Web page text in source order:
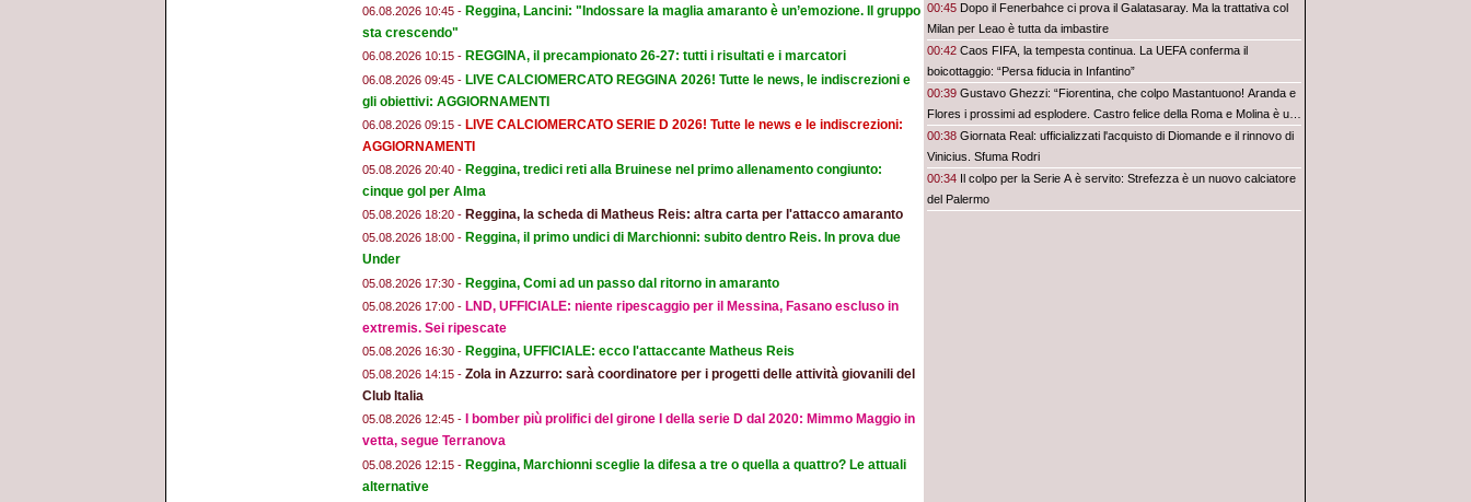
06.08.2026 10:45 - Reggina, Lancini: "Indossare la maglia amaranto è un’emozione. Il gruppo
sta crescendo"
06.08.2026 10:15 - REGGINA, il precampionato 26-27: tutti i risultati e i marcatori
06.08.2026 09:45 - LIVE CALCIOMERCATO REGGINA 2026! Tutte le news, le indiscrezioni e
gli obiettivi: AGGIORNAMENTI
06.08.2026 09:15 - LIVE CALCIOMERCATO SERIE D 2026! Tutte le news e le indiscrezioni:
AGGIORNAMENTI
05.08.2026 20:40 - Reggina, tredici reti alla Bruinese nel primo allenamento congiunto:
cinque gol per Alma
05.08.2026 18:20 - Reggina, la scheda di Matheus Reis: altra carta per l'attacco amaranto
05.08.2026 18:00 - Reggina, il primo undici di Marchionni: subito dentro Reis. In prova due
Under
05.08.2026 17:30 - Reggina, Comi ad un passo dal ritorno in amaranto
05.08.2026 17:00 - LND, UFFICIALE: niente ripescaggio per il Messina, Fasano escluso in
extremis. Sei ripescate
05.08.2026 16:30 - Reggina, UFFICIALE: ecco l'attaccante Matheus Reis
05.08.2026 14:15 - Zola in Azzurro: sarà coordinatore per i progetti delle attività giovanili del
Club Italia
05.08.2026 12:45 -
I bomber più prolifici del girone I della serie D dal 2020: Mimmo Maggio in
vetta, segue Terranova
05.08.2026 12:15 - Reggina, Marchionni sceglie la difesa a tre o quella a quattro? Le attuali
alternative
00:45 Dopo il Fenerbahce ci prova il Galatasaray. Ma la trattativa col
Milan per Leao è tutta da imbastire
00:42 Caos FIFA, la tempesta continua. La UEFA conferma il
boicottaggio: “Persa fiducia in Infantino”
00:39 Gustavo Ghezzi: “Fiorentina, che colpo Mastantuono! Aranda e
Flores i prossimi ad esplodere. Castro felice della Roma e Molina è un
bel colpo”
00:38 Giornata Real: ufficializzati l'acquisto di Diomande e il rinnovo di
Vinicius. Sfuma Rodri
00:34 Il colpo per la Serie A è servito: Strefezza è un nuovo calciatore
del Palermo